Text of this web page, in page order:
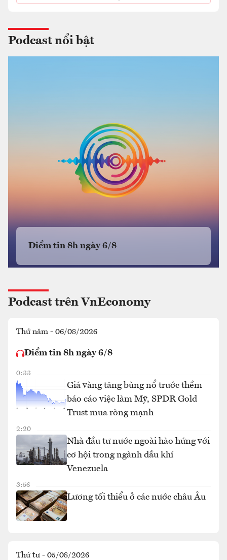
Podcast nổi bật
Điểm tin 8h ngày 6/8
Podcast trên VnEconomy
Thứ năm - 06/08/2026
Điểm tin 8h ngày 6/8
0:33
Giá vàng tăng bùng nổ trước thềm
báo cáo việc làm Mỹ, SPDR Gold
Trust mua ròng mạnh
2:20
Nhà đầu tư nước ngoài hào hứng với
cơ hội trong ngành dầu khí
Venezuela
3:56
Lương tối thiểu ở các nước châu Âu
Thứ tư - 05/08/2026